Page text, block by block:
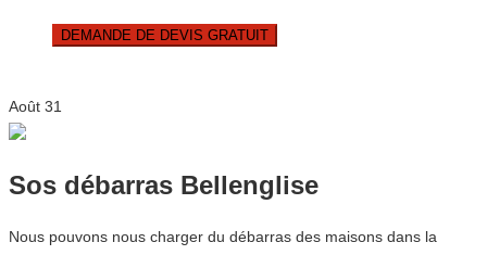
DEMANDE DE DEVIS GRATUIT
Août 31
Sos débarras Bellenglise
Nous pouvons nous charger du débarras des maisons dans la